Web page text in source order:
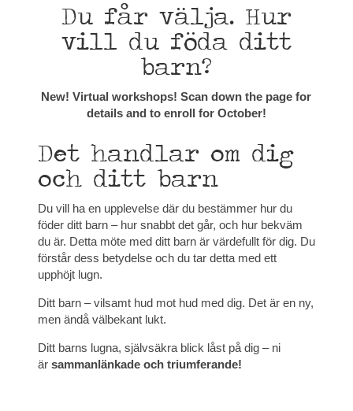
Du får välja. Hur
vill du föda ditt
barn?
New! Virtual workshops! Scan down the page for
details and to enroll for October!
Det handlar om dig
och ditt barn
Du vill ha en upplevelse där du bestämmer hur du
föder ditt barn – hur snabbt det går, och hur bekväm
du är. Detta möte med ditt barn är värdefullt för dig. Du
förstår dess betydelse och du tar detta med ett
upphöjt lugn.
Ditt barn – vilsamt hud mot hud med dig. Det är en ny,
men ändå välbekant lukt.
Ditt barns lugna, självsäkra blick låst på dig – ni
är sammanlänkade och triumferande!